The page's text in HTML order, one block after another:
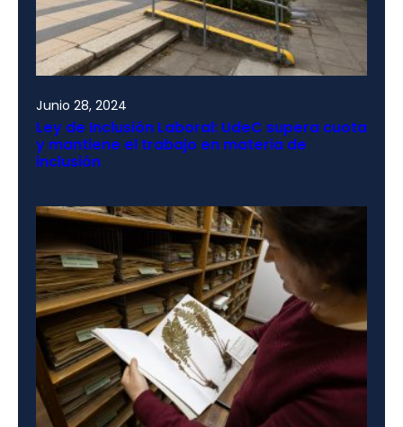
Junio 28, 2024
Ley de Inclusión Laboral: UdeC supera cuota
y mantiene el trabajo en materia de
inclusión